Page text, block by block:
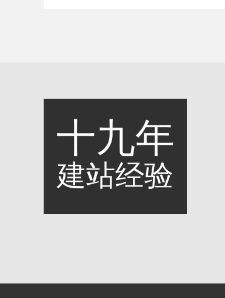
十九年
建站经验